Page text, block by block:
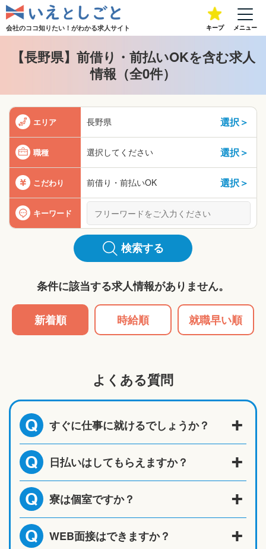
会社のココ知りたい！がわかる求人サイト キープ メニュー
【長野県】前借り・前払いOKを含む求人
情報（全0件）
エリア 長野県 選択＞
職種 選択してください 選択＞
こだわり 前借り・前払いOK 選択＞
キーワード
検索する
条件に該当する求人情報がありません。
新着順 時給順 就職早い順
よくある質問
Q すぐに仕事に就けるでしょうか？
Q 日払いはしてもらえますか？
Q 寮は個室ですか？
Q WEB面接はできますか？